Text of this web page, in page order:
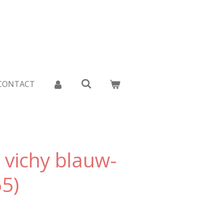
blauw-